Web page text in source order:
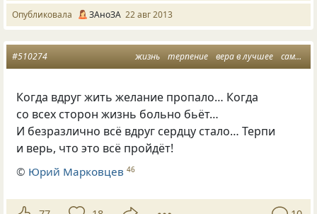
Опубликовала ЗАноЗА 22 авг 2013
жизнь терпение вера в лучшее самообладание
#510274
Когда вдруг жить желание пропало… Когда
со всех сторон жизнь больно бьёт…
И безразлично всё вдруг сердцу стало… Терпи
и верь, что это всё пройдёт!
© Юрий Марковцев 46